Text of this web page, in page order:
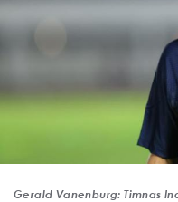
Gerald Vanenburg: Timnas